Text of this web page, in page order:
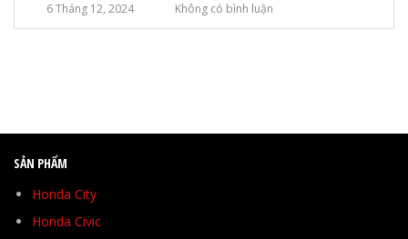
6 Tháng 12, 2024 Không có bình luận
SẢN PHẨM
Honda City
Honda Civic